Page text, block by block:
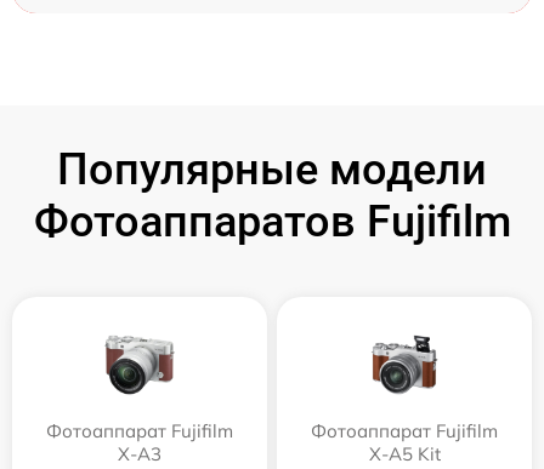
Популярные модели
Фотоаппаратов Fujifilm
Фотоаппарат Fujifilm
X-A3
Фотоаппарат Fujifilm
X-A5 Kit